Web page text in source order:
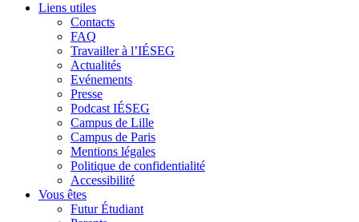
Liens utiles
Contacts
FAQ
Travailler à l’IÉSEG
Actualités
Evénements
Presse
Podcast IÉSEG
Campus de Lille
Campus de Paris
Mentions légales
Politique de confidentialité
Accessibilité
Vous êtes
Futur Étudiant